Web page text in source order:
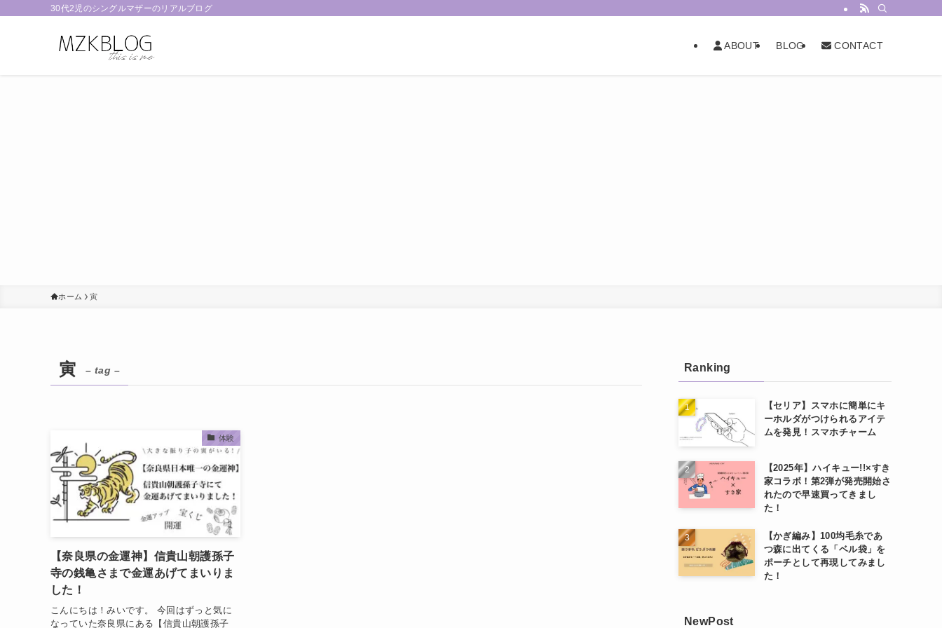
30代2児のシングルマザーのリアルブログ
ABOUT BLOG CONTACT
ホーム 寅
寅 – tag –
体験
【奈良県の金運神】信貴山朝護孫子
寺の銭亀さまで金運あげてまいりま
した！
こんにちは！みいです。 今回はずっと気に
なっていた奈良県にある【信貴山朝護孫子
Ranking
【セリア】スマホに簡単にキ
ーホルダがつけられるアイテ
ムを発見！スマホチャーム
【2025年】ハイキュー!!×すき
家コラボ！第2弾が発売開始さ
れたので早速買ってきまし
た！
【かぎ編み】100均毛糸であ
つ森に出てくる「ベル袋」を
ポーチとして再現してみまし
た！
NewPost